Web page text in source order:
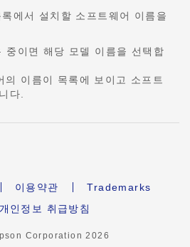
에서 설치할 소프트웨어 이름을
중이면 해당 모델 이름을 선택합
의 이름이 목록에 보이고 소프트
다.
이용약관
Trademarks
개인정보 취급방침
Corporation2026